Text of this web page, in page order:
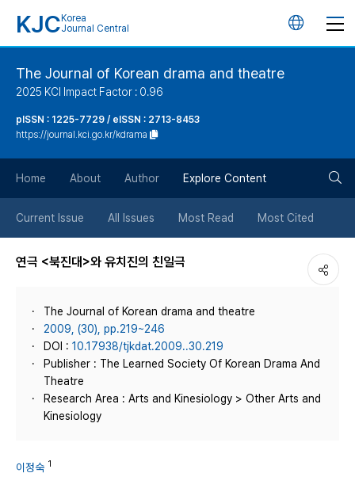
KJC Korea
Journal Central
언
튼
The Journal of Korean drama and theatre
2025 KCI Impact Factor : 0.96
pISSN : 1225-7729 / eISSN : 2713-8453
https://journal.kci.go.kr/kdrama
Home About Author Explore Content
Current Issue All Issues Most Read Most Cited
연극 <북진대>와 유치진의 친일극
The Journal of Korean drama and theatre
2009, (30), pp.219~246
DOI : 10.17938/tjkdat.2009..30.219
Publisher : The Learned Society Of Korean Drama And
Theatre
Research Area : Arts and Kinesiology > Other Arts and
Kinesiology
이정숙 1